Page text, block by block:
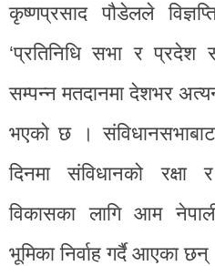
कृष्णप्रसाद पौडेलले
‘प्रतिनिधि सभा र
सम्पन्न मतदानमा देशभर
भएको छ ।
दिनमा संविधानको रक्षा
विकासका लागि आम
भूमिका निर्वाह गर्दै आएका छन्